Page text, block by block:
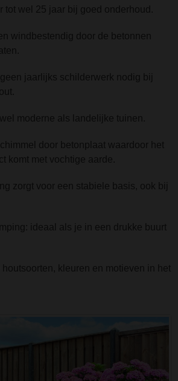
tot wel 25 jaar bij goed onderhoud.
windbestendig door de betonnen
jaarlijks schilderwerk nodig bij
moderne als landelijke tuinen.
door betonplaat waardoor het
komt met vochtige aarde.
zorgt voor een stabiele basis, ook bij
ideaal als je in een drukke buurt
houtsoorten, kleuren en motieven in het